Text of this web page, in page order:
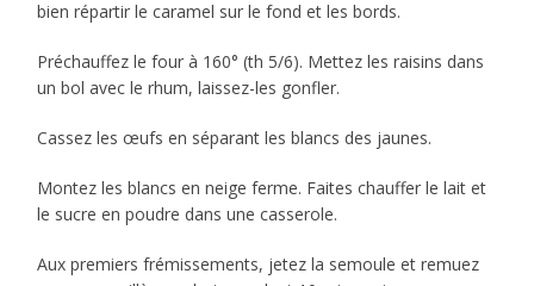
bien répartir le caramel sur le fond et les bords.
Préchauffez le four à 160° (th 5/6). Mettez les raisins dans
un bol avec le rhum, laissez-les gonfler.
Cassez les œufs en séparant les blancs des jaunes.
Montez les blancs en neige ferme. Faites chauffer le lait et
le sucre en poudre dans une casserole.
Aux premiers frémissements, jetez la semoule et remuez